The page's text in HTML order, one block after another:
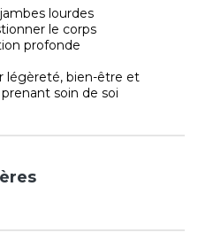
lourdes
le corps
profonde
légèreté, bien-être et
soin de soi